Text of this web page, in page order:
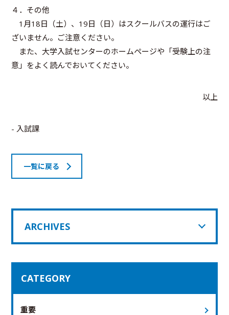
４．その他
1月18日（土）、19日（日）はスクールバスの運行はご
ざいません。ご注意ください。
また、大学入試センターのホームページや「受験上の注
意」をよく読んでおいてください。
以上
- 入試課
一覧に戻る
ARCHIVES
CATEGORY
重要